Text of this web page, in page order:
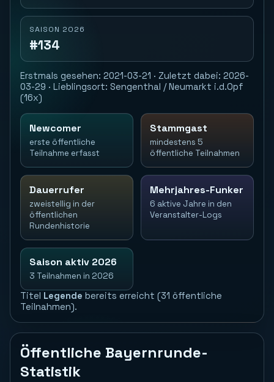
SAISON 2026
#134
Erstmals gesehen: 2021-03-21 · Zuletzt dabei: 2026-
03-29 · Lieblingsort: Sengenthal / Neumarkt i.d.Opf
(16x)
Newcomer
erste öffentliche
Teilnahme erfasst
Stammgast
mindestens 5
öffentliche Teilnahmen
Dauerrufer
zweistellig in der
öffentlichen
Rundenhistorie
Mehrjahres-Funker
6 aktive Jahre in den
Veranstalter-Logs
Saison aktiv 2026
3 Teilnahmen in 2026
Titel Legende bereits erreicht (31 öffentliche
Teilnahmen).
Öffentliche Bayernrunde-
Statistik